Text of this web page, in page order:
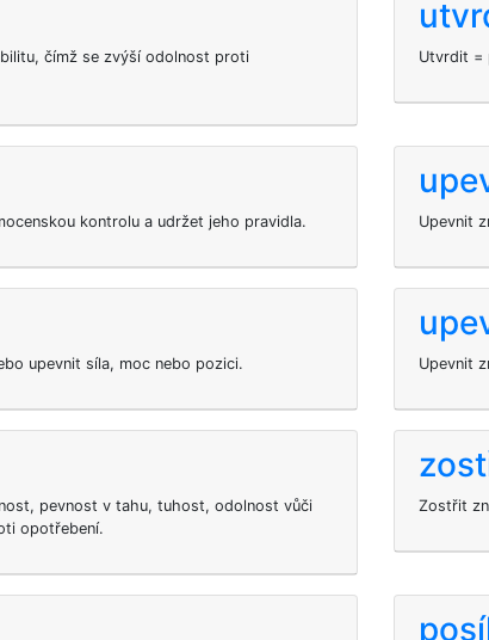
čímž se zvýší odolnost proti
Utvrdit =
kontrolu a udržet jeho pravidla. Upevnit
upevnit síla, moc nebo pozici. Upevnit
pevnost v tahu, tuhost, odolnost vůči
opotřebení.
Zostřit